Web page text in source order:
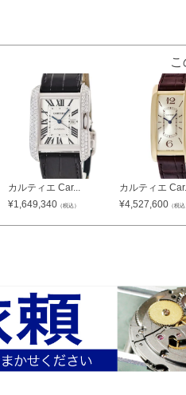
カルティエ Car...
¥1,649,340 （税込）
カルティエ Car...
¥4,527,600 （税込